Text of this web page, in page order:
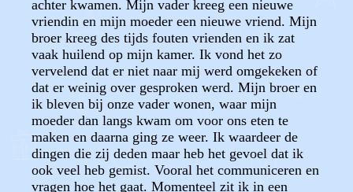
achter kwamen. Mijn vader kreeg een nieuwe
vriendin en mijn moeder een nieuwe vriend. Mijn
broer kreeg des tijds fouten vrienden en ik zat
vaak huilend op mijn kamer. Ik vond het zo
vervelend dat er niet naar mij werd omgekeken of
dat er weinig over gesproken werd. Mijn broer en
ik bleven bij onze vader wonen, waar mijn
moeder dan langs kwam om voor ons eten te
maken en daarna ging ze weer. Ik waardeer de
dingen die zij deden maar heb het gevoel dat ik
ook veel heb gemist. Vooral het communiceren en
vragen hoe het gaat. Momenteel zit ik in een